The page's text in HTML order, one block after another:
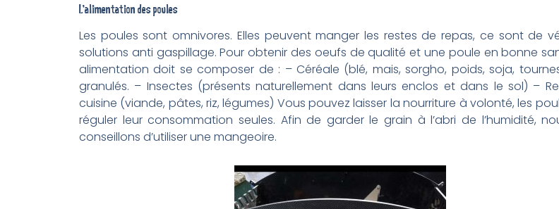
L’alimentation des poules
Les poules sont omnivores. Elles peuvent manger les restes de repas, ce sont de
solutions anti gaspillage. Pour obtenir des oeufs de qualité et une poule en bonne
alimentation doit se composer de : – Céréale (blé, mais, sorgho, poids, soja,
granulés. – Insectes (présents naturellement dans leurs enclos et dans le sol) –
cuisine (viande, pâtes, riz, légumes) Vous pouvez laisser la nourriture à volonté, les
réguler leur consommation seules. Afin de garder le grain à l’abri de l’humidité,
conseillons d’utiliser une mangeoire.